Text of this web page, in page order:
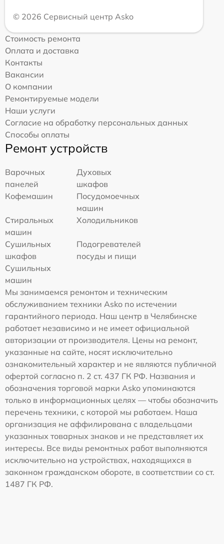
© 2026 Сервисный центр Asko
Стоимость ремонта
Оплата и доставка
Контакты
Вакансии
О компании
Ремонтируемые модели
Наши услуги
Согласие на обработку персональных данных
Способы оплаты
Ремонт устройств
Варочных
панелей
Духовых
шкафов
Кофемашин
Посудомоечных
машин
Стиральных
машин
Холодильников
Сушильных
шкафов
Подогревателей
посуды и пищи
Сушильных
машин
Мы занимаемся ремонтом и техническим
обслуживанием техники Asko по истечении
гарантийного периода. Наш центр в Челябинске
работает независимо и не имеет официальной
авторизации от производителя. Цены на ремонт,
указанные на сайте, носят исключительно
ознакомительный характер и не являются публичной
офертой согласно п. 2 ст. 437 ГК РФ. Названия и
обозначения торговой марки Asko упоминаются
только в информационных целях — чтобы обозначить
перечень техники, с которой мы работаем. Наша
организация не аффилирована с владельцами
указанных товарных знаков и не представляет их
интересы. Все виды ремонтных работ выполняются
исключительно на устройствах, находящихся в
законном гражданском обороте, в соответствии со ст.
1487 ГК РФ.